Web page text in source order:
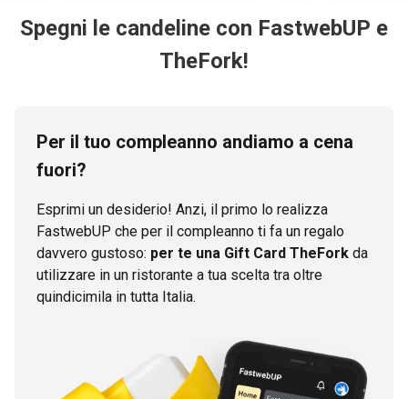
Spegni le candeline con FastwebUP e
TheFork!
Per il tuo compleanno andiamo a cena
fuori?
Esprimi un desiderio! Anzi, il primo lo realizza
FastwebUP che per il compleanno ti fa un regalo
davvero gustoso: per te una Gift Card TheFork da
utilizzare in un ristorante a tua scelta tra oltre
quindicimila in tutta Italia.